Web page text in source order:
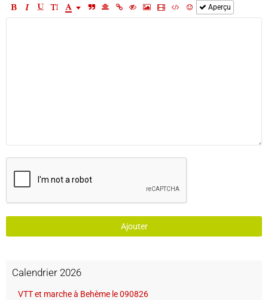
Aperçu
Ajouter
Calendrier 2026
VTT et marche à Behème le 090826